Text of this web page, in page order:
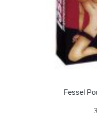
Fessel